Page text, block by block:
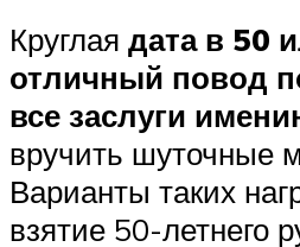
Круглая дата в 50
отличный повод
все заслуги
вручить шуточные
Варианты таких
взятие 50-летнего